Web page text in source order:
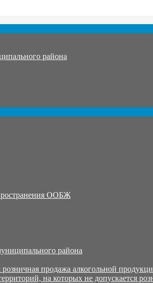
района
ООБЖ
района
продажа алкогольной
на которых не допускается